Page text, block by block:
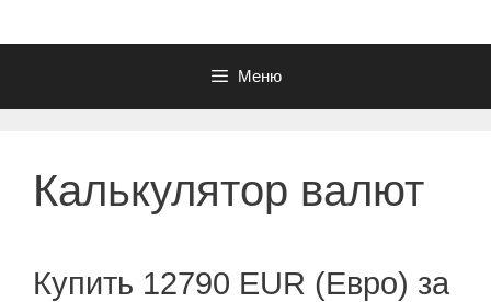
Меню
Калькулятор валют
Купить 12790 EUR (Евро) за